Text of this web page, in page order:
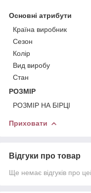
Основні атрибути
Країна виробник
Сезон
Колір
Вид виробу
Стан
РОЗМІР
РОЗМІР НА БІРЦІ
Приховати
Відгуки про товар
Ще немає відгуків про